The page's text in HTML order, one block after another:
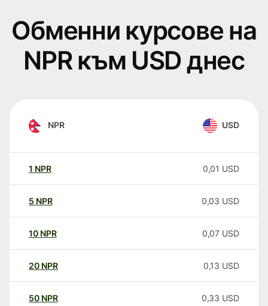
Обменни курсове на
NPR към USD днес
NPR USD
1 NPR 0,01 USD
5 NPR 0,03 USD
10 NPR 0,07 USD
20 NPR 0,13 USD
50 NPR 0,33 USD